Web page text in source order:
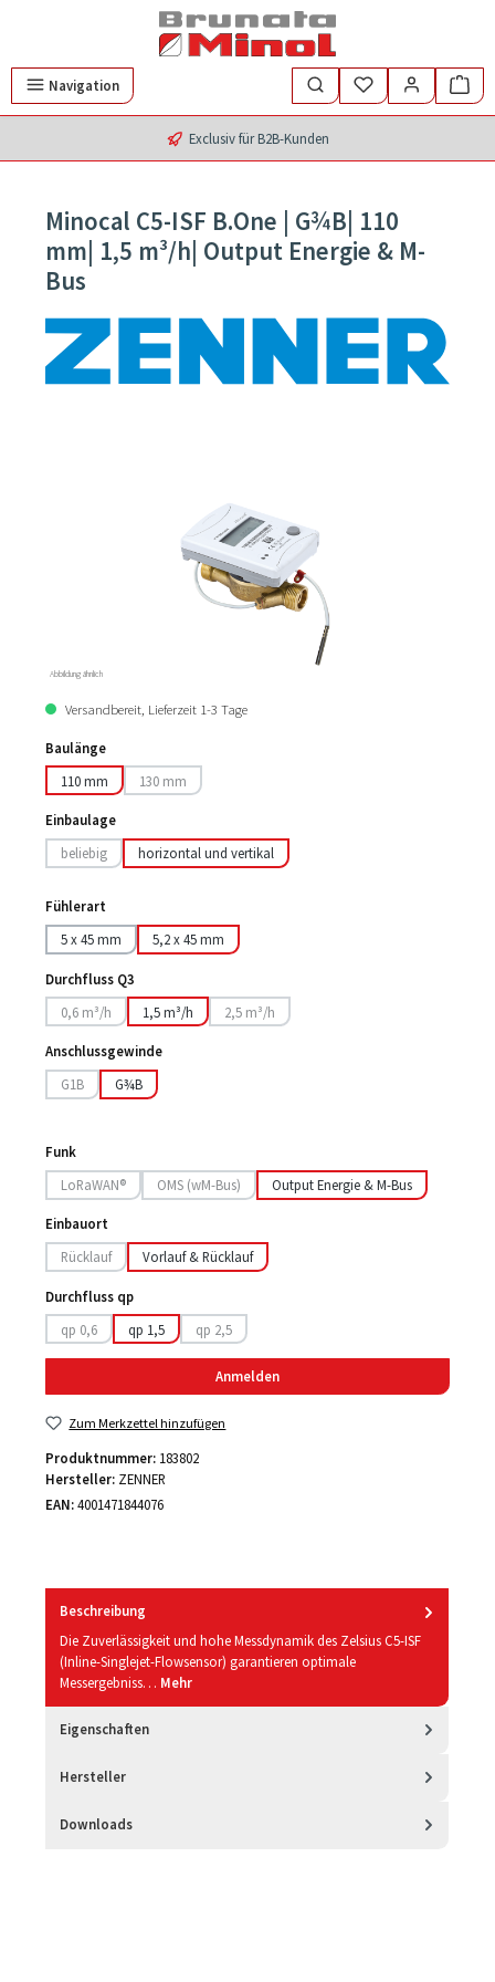
Zum Hauptinhalt springen
Navigation
Exclusiv für B2B-Kunden
Minocal C5-ISF B.One | G¾B| 110
mm| 1,5 m³/h| Output Energie & M-
Bus
Abbildung ähnlich
Versandbereit, Lieferzeit 1-3 Tage
Baulänge
110 mm
130 mm
(Diese Option ist zurzeit nicht verfügbar.)
Einbaulage
beliebig
(Diese Option ist zurzeit nicht verfügbar.)
horizontal und vertikal
Fühlerart
5 x 45 mm
5,2 x 45 mm
Durchfluss Q3
0,6 m³/h
(Diese Option ist zurzeit nicht verfügbar.)
1,5 m³/h 2,5 m³/h
(Diese Option ist zurzeit nicht verfügbar.)
Anschlussgewinde
G1B
(Diese Option ist zurzeit nicht verfügbar.)
G¾B
Funk
LoRaWAN®
(Diese Option ist zurzeit nicht verfügbar.)
OMS (wM-Bus)
(Diese Option ist zurzeit nicht verfügbar.)
Output Energie & M-Bus
Einbauort
Rücklauf
(Diese Option ist zurzeit nicht verfügbar.)
Vorlauf & Rücklauf
Durchfluss qp
qp 0,6
(Diese Option ist zurzeit nicht verfügbar.)
qp 1,5 qp 2,5
(Diese Option ist zurzeit nicht verfügbar.)
Anmelden
Zum Merkzettel hinzufügen
Produktnummer: 183802
Hersteller: ZENNER
EAN:4001471844076
Beschreibung
Die Zuverlässigkeit und hohe Messdynamik des Zelsius C5-ISF
(Inline-Singlejet-Flowsensor) garantieren optimale
Messergebniss… Mehr
Eigenschaften
Hersteller
Downloads